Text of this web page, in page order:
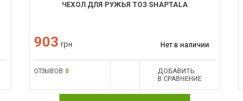
ЧЕХОЛ ДЛЯ РУЖЬЯ ТОЗ SHAPTALA
903 грн Нет в наличии
ОТЗЫВОВ:0
ДОБАВИТЬ
В СРАВНЕНИЕ